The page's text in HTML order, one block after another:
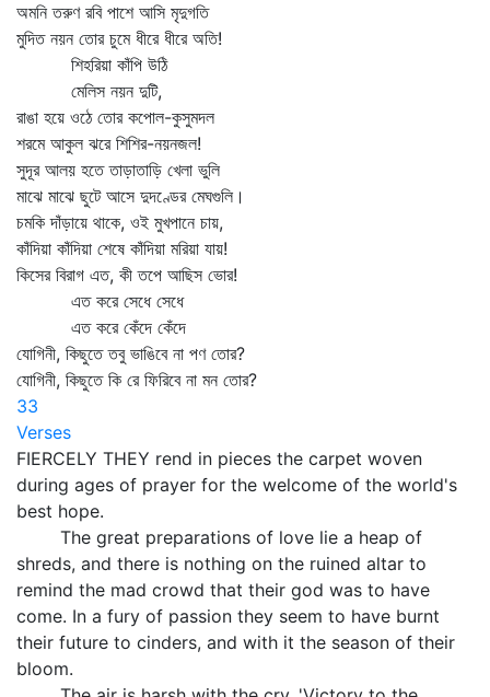
অমনি তরুণ রবি পাশে আসি মৃদুগতি
মুদিত নয়ন তোর চুমে ধীরে ধীরে অতি!
শিহরিয়া কাঁপি উঠি
মেলিস নয়ন দুটি,
রাঙা হয়ে ওঠে তোর কপোল-কুসুমদল
শরমে আকুল ঝরে শিশির-নয়নজল!
সুদূর আলয় হতে তাড়াতাড়ি খেলা ভুলি
মাঝে মাঝে ছুটে আসে দুদণ্ডের মেঘগুলি।
চমকি দাঁড়ায়ে থাকে, ওই মুখপানে চায়,
কাঁদিয়া কাঁদিয়া শেষে কাঁদিয়া মরিয়া যায়!
কিসের বিরাগ এত, কী তপে আছিস ভোর!
এত করে সেধে সেধে
এত করে কেঁদে কেঁদে
যোগিনী, কিছুতে তবু ভাঙিবে না পণ তোর?
যোগিনী, কিছুতে কি রে ফিরিবে না মন তোর?
33
Verses
FIERCELY THEY rend in pieces the carpet woven
during ages of prayer for the welcome of the world's
best hope.
The great preparations of love lie a heap of
shreds, and there is nothing on the ruined altar to
remind the mad crowd that their god was to have
come. In a fury of passion they seem to have burnt
their future to cinders, and with it the season of their
bloom.